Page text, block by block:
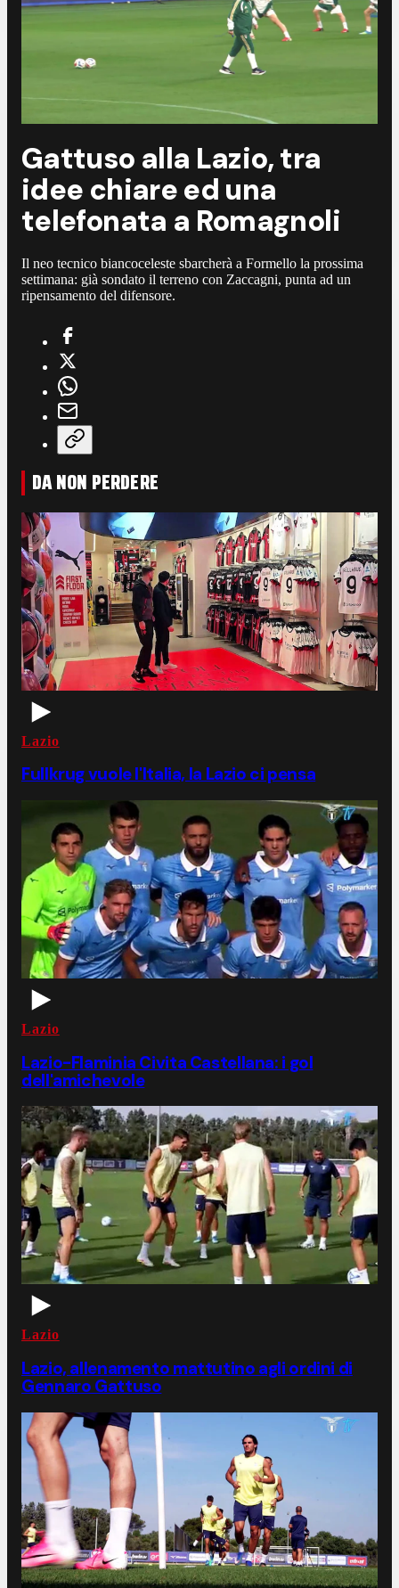
Gattuso alla Lazio, tra
idee chiare ed una
telefonata a Romagnoli
Il neo tecnico biancoceleste sbarcherà a Formello la prossima
settimana: già sondato il terreno con Zaccagni, punta ad un
ripensamento del difensore.
DA NON PERDERE
Lazio
Fullkrug vuole l'Italia, la Lazio ci pensa
Lazio
Lazio-Flaminia Civita Castellana: i gol
dell'amichevole
Lazio
Lazio, allenamento mattutino agli ordini di
Gennaro Gattuso